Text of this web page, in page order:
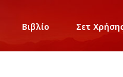
Βιβλίο Σετ